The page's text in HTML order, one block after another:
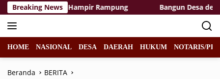
Langsung
ke
konten
Breaking News
TMMD Hampir Rampung Bangun Desa dengan
HOME NASIONAL DESA DAERAH HUKUM NOTARIS/
Beranda BERITA